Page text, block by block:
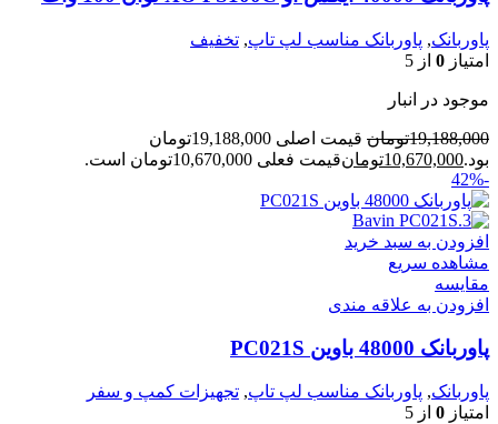
پاوربانک, پاوربانک مناسب لپ تاپ, تخفیف
امتیاز 0 از 5
موجود در انبار
19,188,000تومان
قیمت اصلی 19,188,000تومان
بود.10,670,000تومانقیمت فعلی 10,670,000تومان است.
-42%
افزودن به سبد خرید
مشاهده سریع
مقایسه
افزودن به علاقه مندی
پاوربانک 48000 باوین PC021S
پاوربانک, پاوربانک مناسب لپ تاپ, تجهیزات کمپ و سفر
امتیاز 0 از 5